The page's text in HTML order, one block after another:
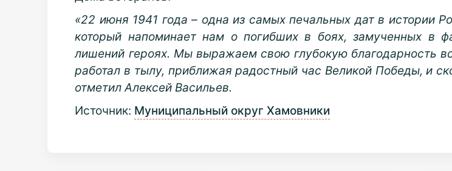
«22 июня 1941 года – одна из самых печальных дат в истории
который напоминает нам о погибших в боях, замученных в
лишений героях. Мы выражаем свою глубокую благодарность
работал в тылу, приближая радостный час Великой Победы, и
отметил Алексей Васильев.
Источник: Муниципальный округ Хамовники